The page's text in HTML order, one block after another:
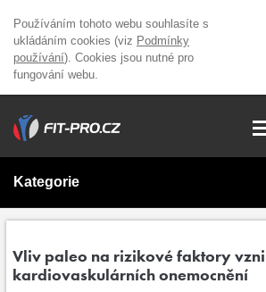
Používáním tohoto webu souhlasíte s
ukládáním cookies (viz Podmínky
používání). Cookies jsou nutné pro
fungování webu.
GDPR
Kariéra Kontakt
Přihlášení
Kategorie
Doplňky stravy Fitness
Vliv paleo na rizikové faktory
kardiovaskulárních onemocnění